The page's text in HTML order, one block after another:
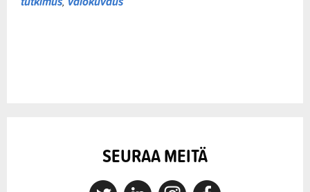
SEURAA MEITÄ
X LinkedinInstagramFacebook